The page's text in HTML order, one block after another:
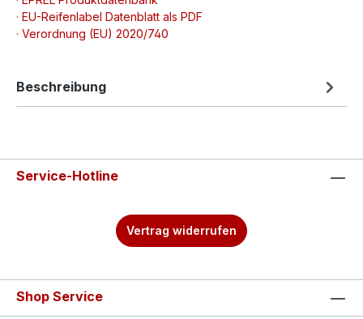
· EU-Reifenlabel Datenblatt als PDF
· Verordnung (EU) 2020/740
Beschreibung
Service-Hotline
Vertrag widerrufen
Shop Service